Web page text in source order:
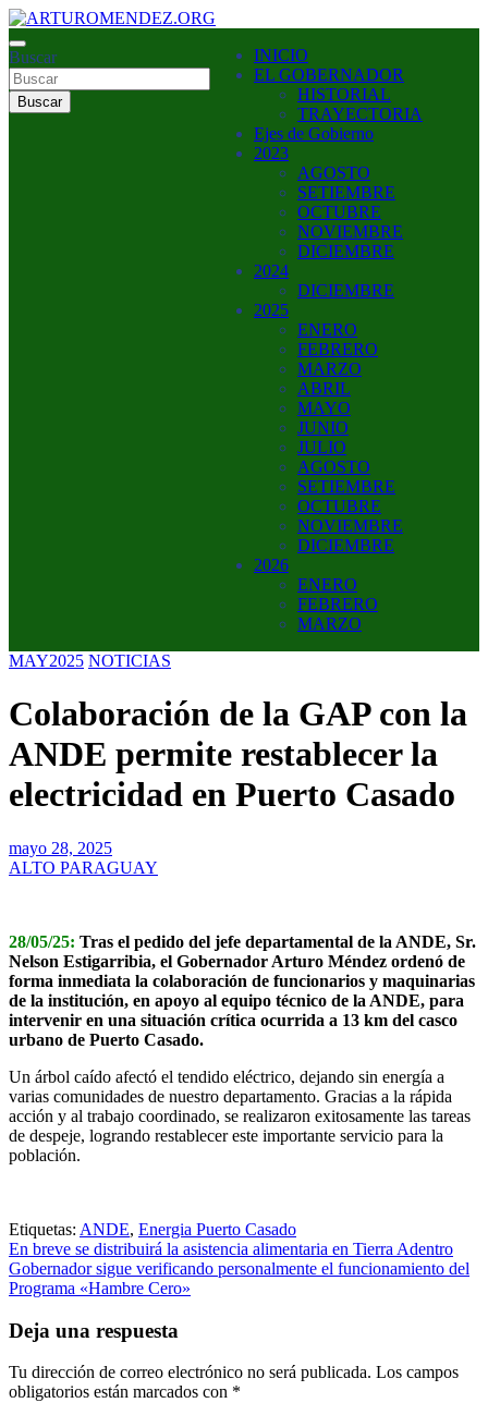
Saltar
al
contenido
ARTUROMENDEZ.ORG
ARTURO MENDEZ GOBERNADOR 2023
Buscar
Buscar
INICIO
EL GOBERNADOR
HISTORIAL
TRAYECTORIA
Ejes de Gobierno
2023
AGOSTO
SETIEMBRE
OCTUBRE
NOVIEMBRE
DICIEMBRE
2024
DICIEMBRE
2025
ENERO
FEBRERO
MARZO
ABRIL
MAYO
JUNIO
JULIO
AGOSTO
SETIEMBRE
OCTUBRE
NOVIEMBRE
DICIEMBRE
2026
ENERO
FEBRERO
MARZO
MAY2025 NOTICIAS
Colaboración de la GAP con la
ANDE permite restablecer la
electricidad en Puerto Casado
mayo 28, 2025
ALTO PARAGUAY
28/05/25: Tras el pedido del jefe departamental de la ANDE, Sr.
Nelson Estigarribia, el Gobernador Arturo Méndez ordenó de
forma inmediata la colaboración de funcionarios y maquinarias
de la institución, en apoyo al equipo técnico de la ANDE, para
intervenir en una situación crítica ocurrida a 13 km del casco
urbano de Puerto Casado.
Un árbol caído afectó el tendido eléctrico, dejando sin energía a
varias comunidades de nuestro departamento. Gracias a la rápida
acción y al trabajo coordinado, se realizaron exitosamente las tareas
de despeje, logrando restablecer este importante servicio para la
población.
Etiquetas: ANDE, Energia Puerto Casado
Navegación
de
En breve se distribuirá la asistencia alimentaria en Tierra Adentro
Gobernador sigue verificando personalmente el funcionamiento del
Programa «Hambre Cero»
Deja una respuesta
Tu dirección de correo electrónico no será publicada. Los campos
obligatorios están marcados con *